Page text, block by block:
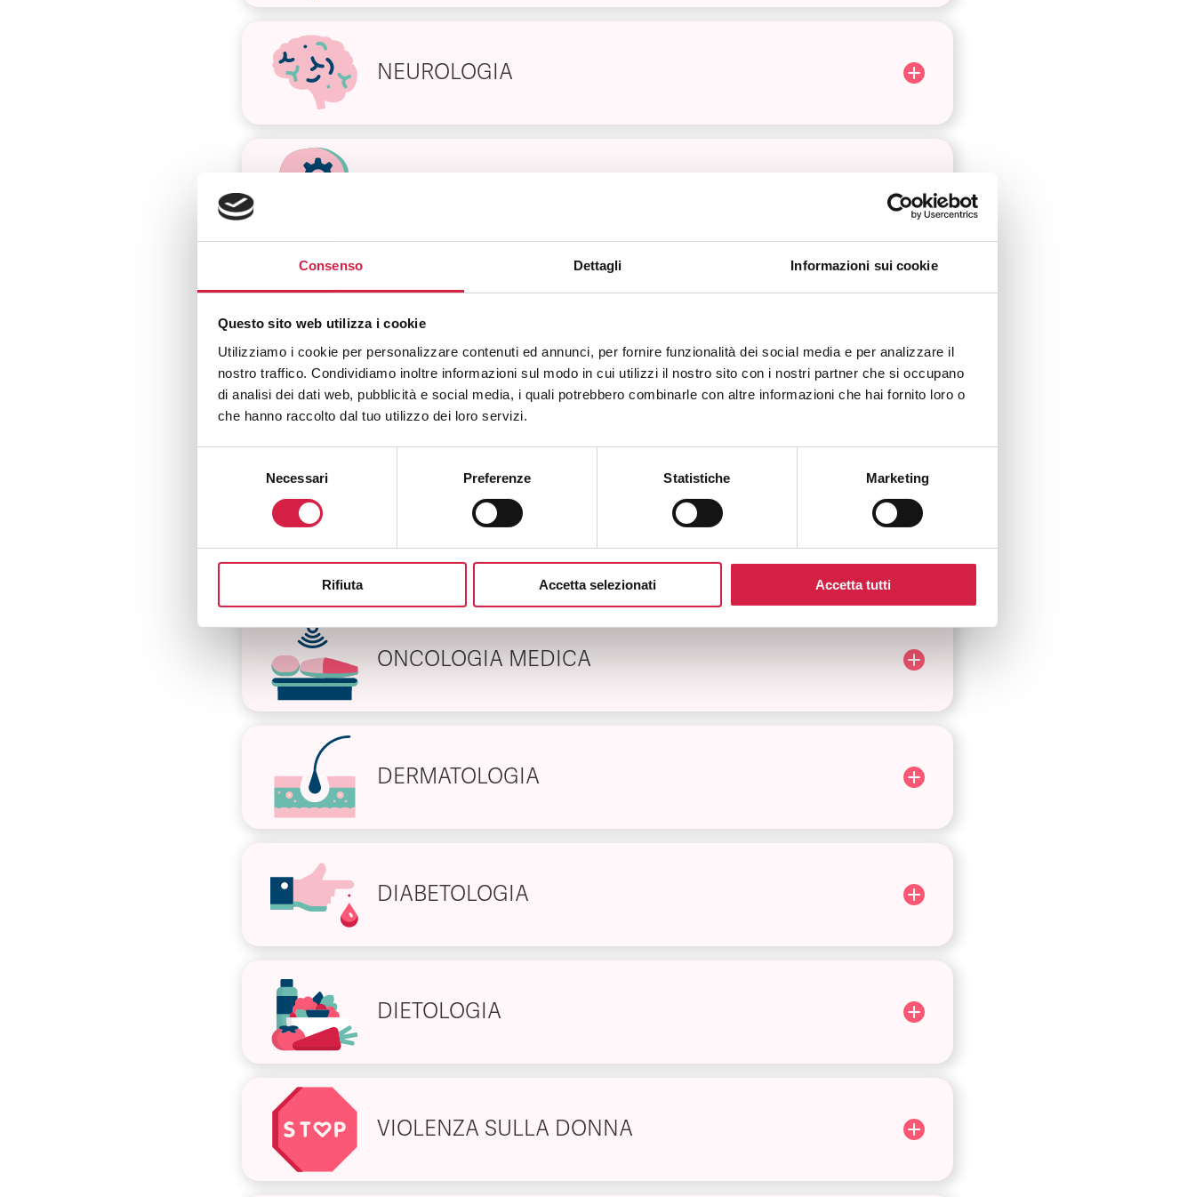
Consenso Dettagli Informazioni sui cookie
Questo sito web utilizza i cookie
Utilizziamo i cookie per personalizzare contenuti ed annunci, per fornire funzionalità dei social media e per analizzare il
nostro traffico. Condividiamo inoltre informazioni sul modo in cui utilizzi il nostro sito con i nostri partner che si occupano
di analisi dei dati web, pubblicità e social media, i quali potrebbero combinarle con altre informazioni che hai fornito loro o
che hanno raccolto dal tuo utilizzo dei loro servizi.
Necessari Preferenze Statistiche Marketing
Rifiuta Accetta selezionati Accetta tutti
NEUROLOGIA
REUMATOLOGIA
SENOLOGIA
ONCOLOGIA MEDICA
DERMATOLOGIA
DIABETOLOGIA
DIETOLOGIA
VIOLENZA SULLA DONNA